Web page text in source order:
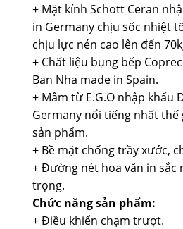
+ Mặt kính Schott Ceran
in Germany chịu sốc nhiệt
chịu lực nén cao lên đến
+ Chất liệu bụng bếp
Ban Nha made in Spain.
+ Mâm từ E.G.O nhập khẩu
Germany nổi tiếng nhất thế
sản phẩm.
+ Bề mặt chống trầy xước,
+ Đường nét hoa văn in sắc
trọng.
Chức năng sản phẩm:
+ Điều khiển chạm trượt.